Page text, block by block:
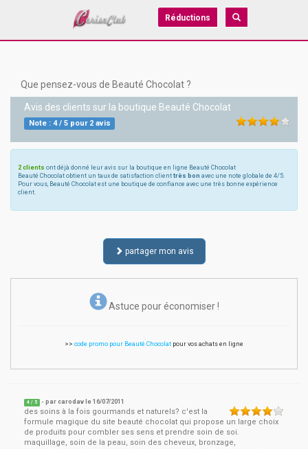
Réductions
Que pensez-vous de Beauté Chocolat ?
Avis des clients sur la boutique Beauté Chocolat
Note : 4/ 5pour 2avis
2 clients ont déjà donné leur avis sur la boutique en ligne Beauté Chocolat
Beauté Chocolat obtient un taux de satisfaction client très bon avec une note globale de 4/5.
Pour vous, Beauté Chocolat est une boutique de confiance avec une très bonne expérience
client.
partager mon avis
Astuce pour économiser !
>> code promo pour Beauté Chocolat pour vos achats en ligne
4 / 5 - parcarodav le16/07/2011
des soins à la fois gourmands et naturels? c'est la
formule magique du site beauté chocolat qui propose un large choix
de produits pour combler ses sens et prendre soin de soi.
maquillage, soin de la peau, soin des cheveux, bronzage,